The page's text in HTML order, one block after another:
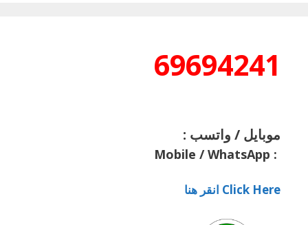
69694241
موبايل / واتسب :
:
Mobile / WhatsApp
Click Here انقر هنا